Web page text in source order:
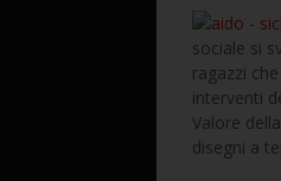
sociale si
ragazzi
interventi
Valore
disegni a